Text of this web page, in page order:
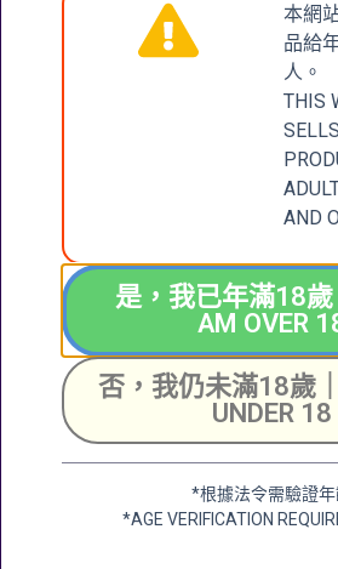
CONTACT
+852 6388 4444
加微信
張記
新界
號成
本網
品給
人。
THIS
AND
是，我已年滿18歲
AM OVER
否，我仍未滿18歲
UNDER 18
*根據法令需驗證年
*AGE VERIFICATION